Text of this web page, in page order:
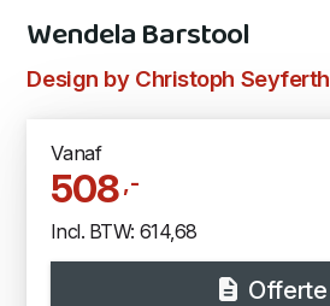
Wendela Barstool
Design by Christoph Seyferth
Vanaf
508,-
Incl. BTW: 614,68
Offerte